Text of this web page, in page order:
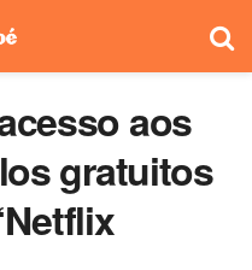
aos
gratuitos